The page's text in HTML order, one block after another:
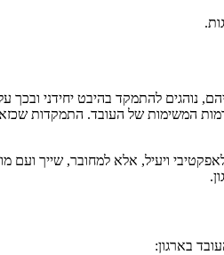
העבודה שלנו, הבחנו שאותם המנהלים והמנהלות שכן בוחרים לבצע
המשימות של העובד. התמקדות
ויעיל, אלא למחובר, שייך ועם
בארגון: